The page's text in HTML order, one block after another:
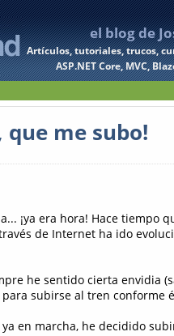
el blog de
Artículos, tutoriales, trucos,
ASP.NET Core, MVC,
que me subo!
¡ya era hora! Hace tiempo
de Internet ha ido
he sentido cierta envidia
subirse al tren conforme
en marcha, he decidido